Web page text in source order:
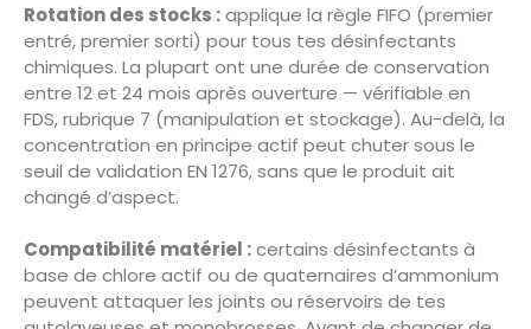
Rotation des stocks :applique la règle FIFO (premier
entré, premier sorti) pour tous tes désinfectants
chimiques. La plupart ont une durée de conservation
entre 12 et 24 mois après ouverture — vérifiable en
FDS, rubrique 7 (manipulation et stockage). Au-delà, la
concentration en principe actif peut chuter sous le
seuil de validation EN 1276, sans que le produit ait
changé d’aspect.
Compatibilité matériel :certains désinfectants à
base de chlore actif ou de quaternaires d’ammonium
peuvent attaquer les joints ou réservoirs de tes